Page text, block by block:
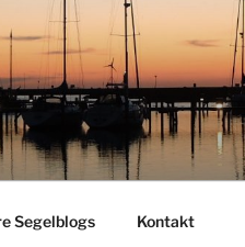
Segelblogs Kontakt